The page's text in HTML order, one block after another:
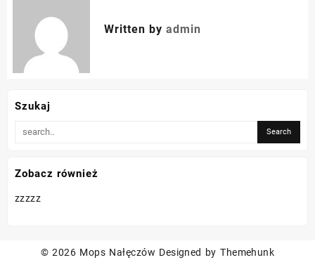
Written by admin
Szukaj
Zobacz również
zzzzz
© 2026 Mops Nałęczów Designed by Themehunk